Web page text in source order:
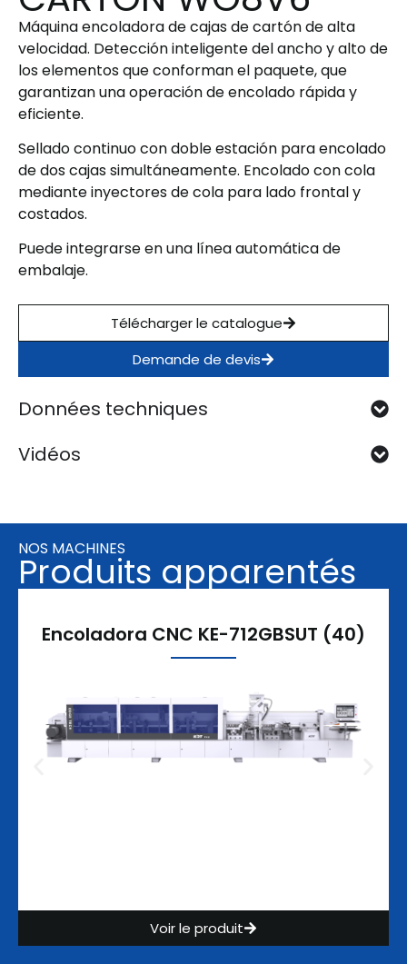
Máquina encoladora de cajas de cartón de alta
velocidad. Detección inteligente del ancho y alto de
los elementos que conforman el paquete, que
garantizan una operación de encolado rápida y
eficiente.
Sellado continuo con doble estación para encolado
de dos cajas simultáneamente. Encolado con cola
mediante inyectores de cola para lado frontal y
costados.
Puede integrarse en una línea automática de
embalaje.
Télécharger le catalogue
Demande de devis
Données techniques
Vidéos
NOS MACHINES
Produits apparentés
Encoladora CNC KE-712GBSUT (40)
Voir le produit